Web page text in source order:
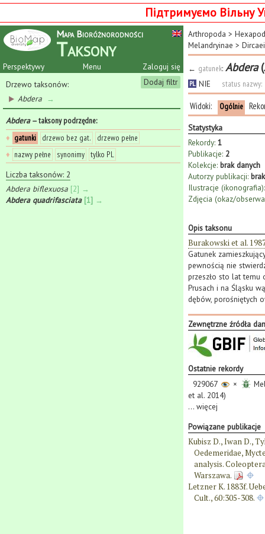
Підтримуємо Вільну
Mapa Bioróżnorodności
Taksony
Perspektywy Zaloguj się
Menu
Dodaj filtr
Drzewo taksonów:
Abdera →
Abdera— taksony podrzędne:
♦ gatunki drzewo bez gat.
drzewo pełne
♦ nazwy pełne synonimy tylko PL
Liczba taksonów: 2
Abdera biflexuosa [2] →
Abdera quadrifasciata [1] →
Arthropoda >
Melandryinae >
← gatunek: Abdera(
PL NIE status nazwy:
Widoki: Ogólnie
Statystyka
Rekordy: 1
Publikacje: 2
Kolekcje: brak danych
Autorzy publikacji:
Ilustracje (ikonografia):
Zdjęcia (okaz/
Opis taksonu
Burakowski et al.
Gatunek
pewnością nie
przeszło sto lat temu
Prusach i na Śląsku
dębów, porośniętych
Zewnętrzne źródła
Ostatnie rekordy
929067
×
et al. 2014)
... więcej
Powiązane publikacje
Kubisz D., Iwan D.,
Oedemeridae,
analysis.
Warszawa.
Letzner K. 1883f.
Cult., 60:305-308.